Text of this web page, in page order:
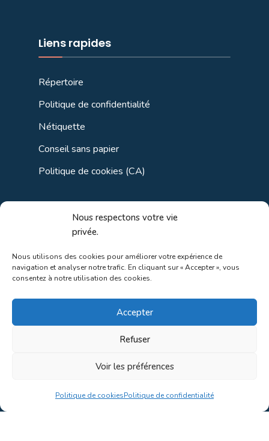
Nous respectons votre vie
privée.
Nous utilisons des cookies pour améliorer votre expérience de
navigation et analyser notre trafic. En cliquant sur « Accepter », vous
consentez à notre utilisation des cookies.
Accepter
Refuser
Voir les préférences
Politique de cookiesPolitique de confidentialité
Liens rapides
Répertoire
Politique de confidentialité
Nétiquette
Conseil sans papier
Politique de cookies (CA)
Liens utiles
Liens régionaux
Liens gouvernements
Liens touristiques
Au coeur de la nature!